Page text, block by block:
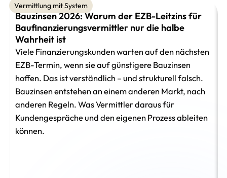
Bauzinsen 2026: Warum der EZB-Leitzins für
Baufinanzierungsvermittler nur die halbe
Wahrheit ist
Viele Finanzierungskunden warten auf den nächsten
EZB-Termin, wenn sie auf günstigere Bauzinsen
hoffen. Das ist verständlich – und strukturell falsch.
Bauzinsen entstehen an einem anderen Markt, nach
anderen Regeln. Was Vermittler daraus für
Kundengespräche und den eigenen Prozess ableiten
können.
Vermittlung mit System